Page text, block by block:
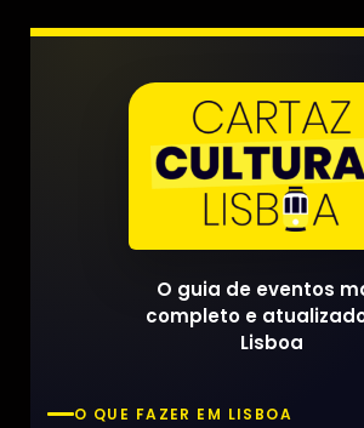
O guia de eventos
completo e
Lisboa
O QUE FAZER EM LISBOA